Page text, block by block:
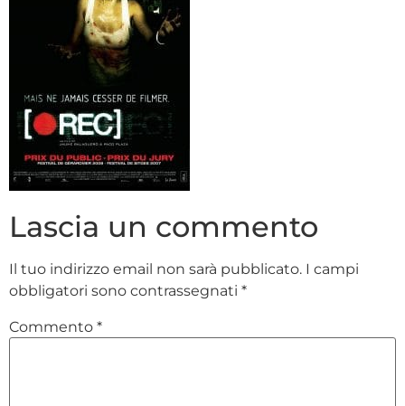
Lascia un commento
Il tuo indirizzo email non sarà pubblicato. I campi
obbligatori sono contrassegnati *
Commento *